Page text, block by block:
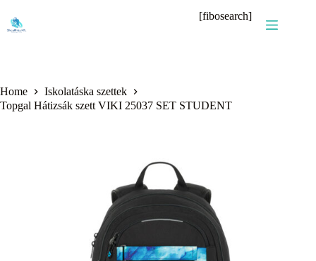
content
[fibosearch]
Home
Iskolatáska szettek
Topgal Hátizsák szett VIKI 25037 SET STUDENT